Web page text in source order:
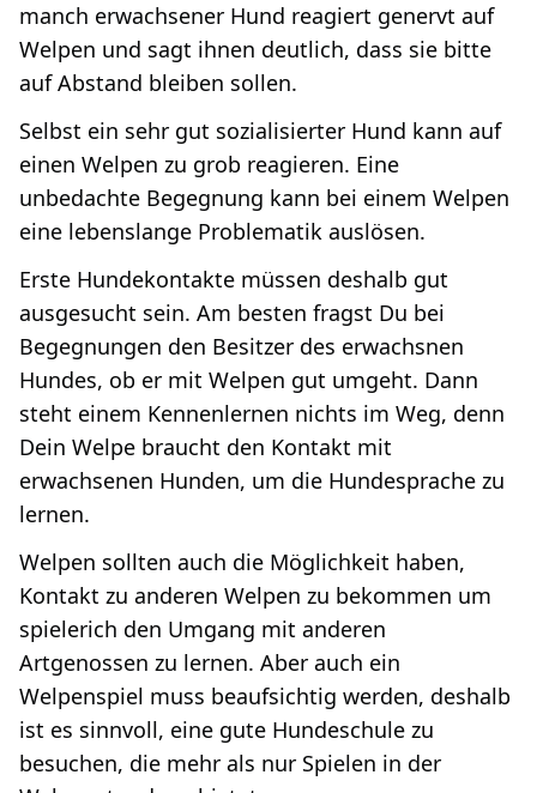
manch erwachsener Hund reagiert genervt auf
Welpen und sagt ihnen deutlich, dass sie bitte
auf Abstand bleiben sollen.
Selbst ein sehr gut sozialisierter Hund kann auf
einen Welpen zu grob reagieren. Eine
unbedachte Begegnung kann bei einem Welpen
eine lebenslange Problematik auslösen.
Erste Hundekontakte müssen deshalb gut
ausgesucht sein. Am besten fragst Du bei
Begegnungen den Besitzer des erwachsnen
Hundes, ob er mit Welpen gut umgeht. Dann
steht einem Kennenlernen nichts im Weg, denn
Dein Welpe braucht den Kontakt mit
erwachsenen Hunden, um die Hundesprache zu
lernen.
Welpen sollten auch die Möglichkeit haben,
Kontakt zu anderen Welpen zu bekommen um
spielerich den Umgang mit anderen
Artgenossen zu lernen. Aber auch ein
Welpenspiel muss beaufsichtig werden, deshalb
ist es sinnvoll, eine gute Hundeschule zu
besuchen, die mehr als nur Spielen in der